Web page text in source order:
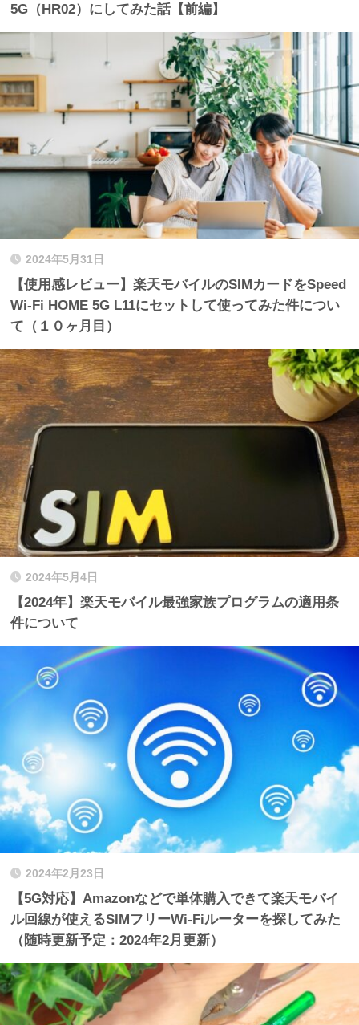
5G（HR02）にしてみた話【前編】
2024年5月31日
【使用感レビュー】楽天モバイルのSIMカードをSpeed
Wi-Fi HOME 5G L11にセットして使ってみた件につい
て（１０ヶ月目）
2024年5月4日
【2024年】楽天モバイル最強家族プログラムの適用条
件について
2024年2月23日
【5G対応】Amazonなどで単体購入できて楽天モバイ
ル回線が使えるSIMフリーWi-Fiルーターを探してみた
（随時更新予定：2024年2月更新）